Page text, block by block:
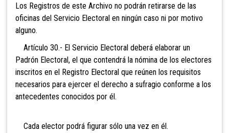
Los Registros de este Archivo no podrán retirarse de las
oficinas del Servicio Electoral en ningún caso ni por motivo
alguno.
Artículo 30.- El Servicio Electoral deberá elaborar un
Padrón Electoral, el que contendrá la nómina de los electores
inscritos en el Registro Electoral que reúnen los requisitos
necesarios para ejercer el derecho a sufragio conforme a los
antecedentes conocidos por él.
Cada elector podrá figurar sólo una vez en él.